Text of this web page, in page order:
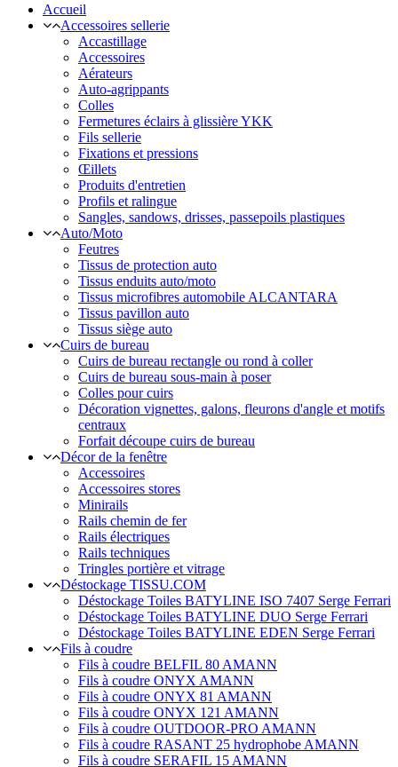
Accueil
Accessoires sellerie
Accastillage
Accessoires
Aérateurs
Auto-agrippants
Colles
Fermetures éclairs à glissière YKK
Fils sellerie
Fixations et pressions
Œillets
Produits d'entretien
Profils et ralingue
Sangles, sandows, drisses, passepoils plastiques
Auto/Moto
Feutres
Tissus de protection auto
Tissus enduits auto/moto
Tissus microfibres automobile ALCANTARA
Tissus pavillon auto
Tissus siège auto
Cuirs de bureau
Cuirs de bureau rectangle ou rond à coller
Cuirs de bureau sous-main à poser
Colles pour cuirs
Décoration vignettes, galons, fleurons d'angle et motifs
centraux
Forfait découpe cuirs de bureau
Décor de la fenêtre
Accessoires
Accessoires stores
Minirails
Rails chemin de fer
Rails électriques
Rails techniques
Tringles portière et vitrage
Déstockage TISSU.COM
Déstockage Toiles BATYLINE ISO 7407 Serge Ferrari
Déstockage Toiles BATYLINE DUO Serge Ferrari
Déstockage Toiles BATYLINE EDEN Serge Ferrari
Fils à coudre
Fils à coudre BELFIL 80 AMANN
Fils à coudre ONYX AMANN
Fils à coudre ONYX 81 AMANN
Fils à coudre ONYX 121 AMANN
Fils à coudre OUTDOOR-PRO AMANN
Fils à coudre RASANT 25 hydrophobe AMANN
Fils à coudre SERAFIL 15 AMANN